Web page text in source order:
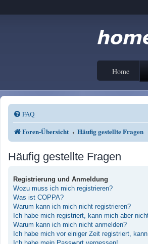
Home
FAQ
Foren-Übersicht Häufig gestellte Fragen
Häufig gestellte Fragen
Registrierung und Anmeldung
Wozu muss ich mich registrieren?
Was ist COPPA?
Warum kann ich mich nicht registrieren?
Ich habe mich registriert, kann mich aber
Warum kann ich mich nicht anmelden?
Ich habe mich vor einiger Zeit registriert,